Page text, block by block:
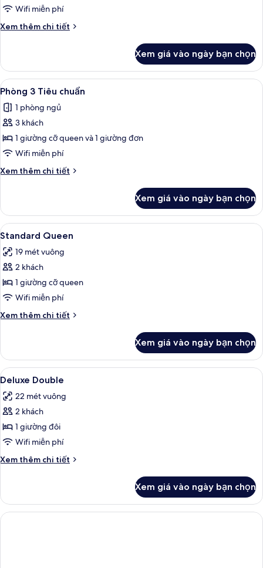
Wifi miễn phí
Xem thêm chi tiết
Chi
Phòng
Executive
Xem giá vào ngày bạn chọn
Xem
tất
cả
ảnh
Phòng
3
Tiêu
chuẩn
Minibar, bàn, khu vực làm việc phù
5
Phòng 3 Tiêu chuẩn
1 phòng ngủ
3 khách
1 giường cỡ queen và 1 giường đơn
Wifi miễn phí
Xem thêm chi tiết
Chi
Phòng
Tiêu
Xem giá vào ngày bạn chọn
Xem
tất
cả
ảnh
Standard
Queen
Minibar, bàn, khu vực làm việc phù
1
Standard Queen
19 mét vuông
2 khách
1 giường cỡ queen
Wifi miễn phí
Xem thêm chi tiết
Chi
Standard
Queen
Xem giá vào ngày bạn chọn
Xem
tất
cả
ảnh
Deluxe
Double
Minibar, bàn, khu vực làm việc phù
1
Deluxe Double
22 mét vuông
2 khách
1 giường đôi
Wifi miễn phí
Xem thêm chi tiết
Chi
Deluxe
Double
Xem giá vào ngày bạn chọn